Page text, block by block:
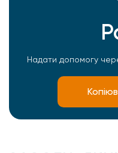
Надати допомогу